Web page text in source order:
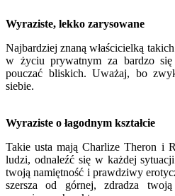
Wyraziste, lekko zarysowane
Najbardziej znaną właścicielką
w życiu prywatnym za bardzo
pouczać bliskich. Uważaj, bo
siebie.
Wyraziste o łagodnym kształcie
Takie usta mają Charlize Theron i
ludzi, odnaleźć się w każdej
twoją namiętność i prawdziwy
szersza od górnej, zdradza